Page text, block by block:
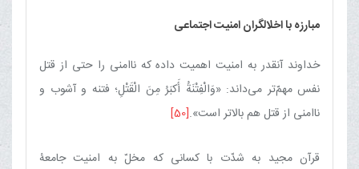
مبارزه با اخلال‏گران امنیت اجتماعی‏
خداوند آنقدر به امنیت اهمیت داده که ناامنی را حتی از قتل
نفس مهمّ‌تر می‌داند: «وَالْفِتْنَةُ أَکبَرُ مِنَ‏ الْقَتْلِ‏؛ فتنه و آشوب و
ناامنی از قتل هم بالاتر است».[50]
قرآن مجید به شدّت با کسانی که مخلّ به امنیت جامعۀ